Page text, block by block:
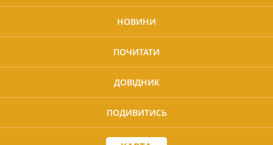
НОВИНИ
ПОЧИТАТИ
ДОВІДНИК
ПОДИВИТИСЬ